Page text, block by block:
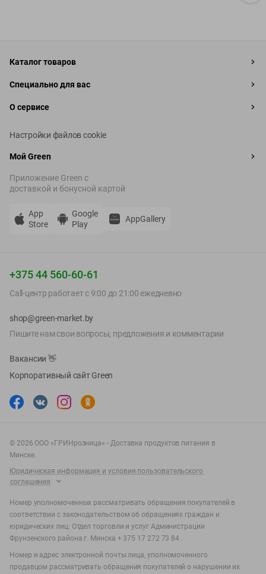
Каталог товаров
Специально для вас
О сервисе
Настройки файлов cookie
Мой Green
Приложение Green c
доставкой и бонусной картой
App
Store
Google
Play
AppGallery
+375 44 560-60-61
Call-центр работает с 9:00 до 21:00 ежедневно
shop@green-market.by
Пишите нам свои вопросы, предложения и комментарии
Вакансии 👋
Корпоративный сайт Green
© 2026 ООО «ГРИНрозница» - Доставка продуктов питания в
Минске.
Юридическая информация и условия пользовательского
соглашения
Номер уполномоченных рассматривать обращения покупателей в
соответствии с законодательством об обращениях граждан и
юридических лиц: Отдел торговли и услуг Администрации
Фрунзенского района г. Минска + 375 17 272 73 84 .
Номер и адрес электронной почты лица, уполномоченного
продавцом рассматривать обращения покупателей о нарушении их